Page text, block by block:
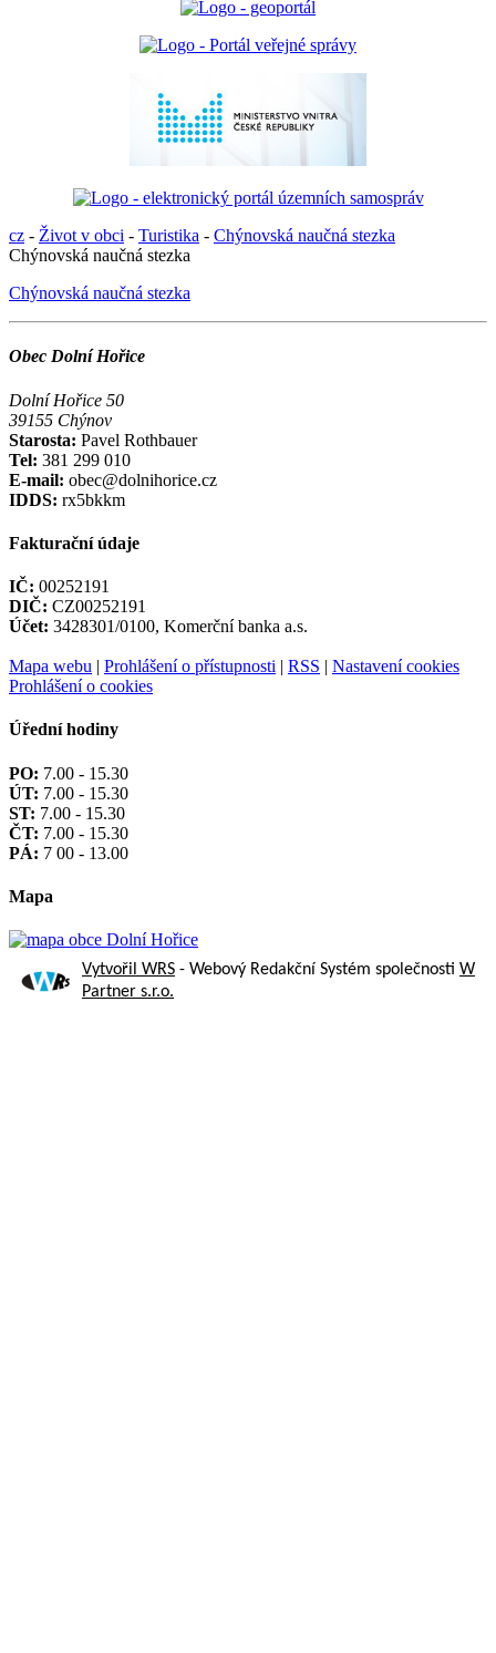
cz - Život v obci - Turistika - Chýnovská naučná stezka
Chýnovská naučná stezka
Chýnovská naučná stezka
Obec Dolní Hořice
Dolní Hořice 50
39155 Chýnov
Starosta: Pavel Rothbauer
Tel: 381 299 010
E-mail: obec@dolnihorice.cz
IDDS: rx5bkkm
Fakturační údaje
IČ: 00252191
DIČ: CZ00252191
Účet: 3428301/0100, Komerční banka a.s.
Mapa webu | Prohlášení o přístupnosti | RSS | Nastavení cookies
Prohlášení o cookies
Úřední hodiny
PO: 7.00 - 15.30
ÚT: 7.00 - 15.30
ST: 7.00 - 15.30
ČT: 7.00 - 15.30
PÁ: 7 00 - 13.00
Mapa
Vytvořil WRS - Webový Redakční Systém společnosti W
Partner s.r.o.